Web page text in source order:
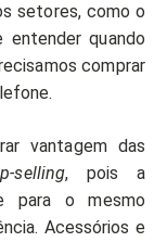
setores, como o
quando
comprar
vantagem das
selling, pois a
para o mesmo
Acessórios e